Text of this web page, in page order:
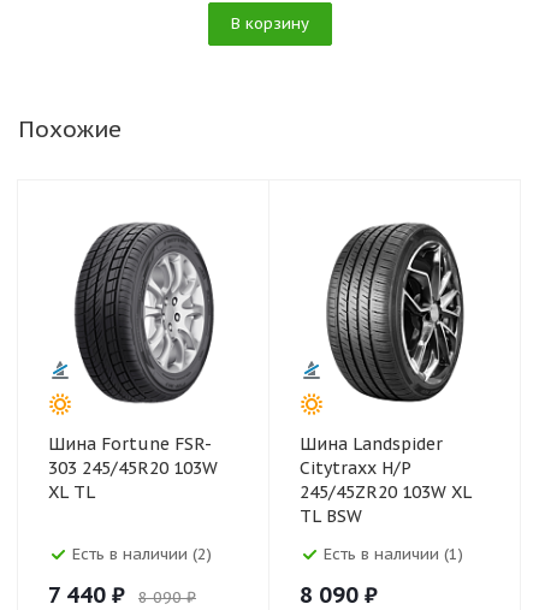
В корзину
Похожие
Шина Fortune FSR-
303 245/45R20 103W
XL TL
Есть в наличии (2)
7 440 ₽ 8 090 ₽
Шина Landspider
Citytraxx H/P
245/45ZR20 103W XL
TL BSW
Есть в наличии (1)
8 090 ₽